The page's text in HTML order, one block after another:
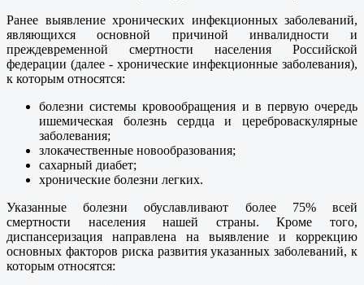
Ранее выявление хронических инфекционных заболеваний,
являющихся основной причиной инвалидности и
преждевременной смертности населения Российской
федерации (далее - хронические инфекционные заболевания),
к которым относятся:
болезни системы кровообращения и в первую очередь
ишемическая болезнь сердца и цереброваскулярные
заболевания;
злокачественные новообразования;
сахарный диабет;
хронические болезни легких.
Указанные болезни обуславливают более 75% всей
смертности населения нашей страны. Кроме того,
диспансеризация направлена на выявление и коррекцию
основных факторов риска развития указанных заболеваний, к
которым относятся: